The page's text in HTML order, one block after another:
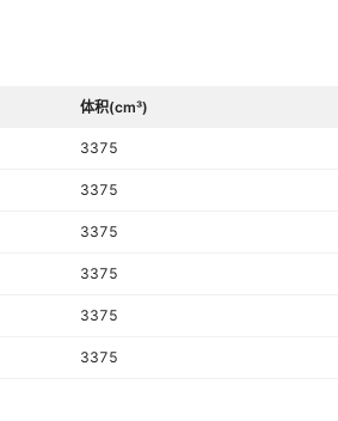
体积(cm³)
3375
3375
3375
3375
3375
3375